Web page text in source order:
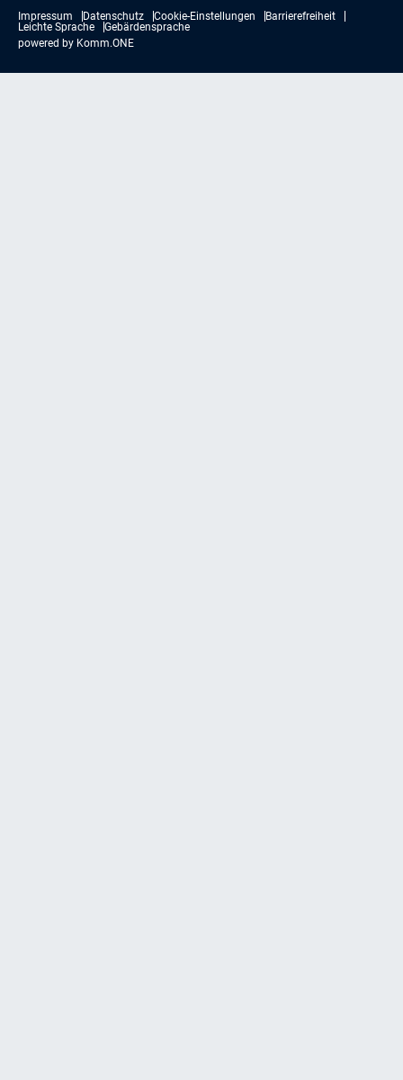
Impressum Datenschutz Cookie-Einstellungen
Barrierefreiheit
Leichte Sprache
Gebärdensprache
powered by Komm.ONE